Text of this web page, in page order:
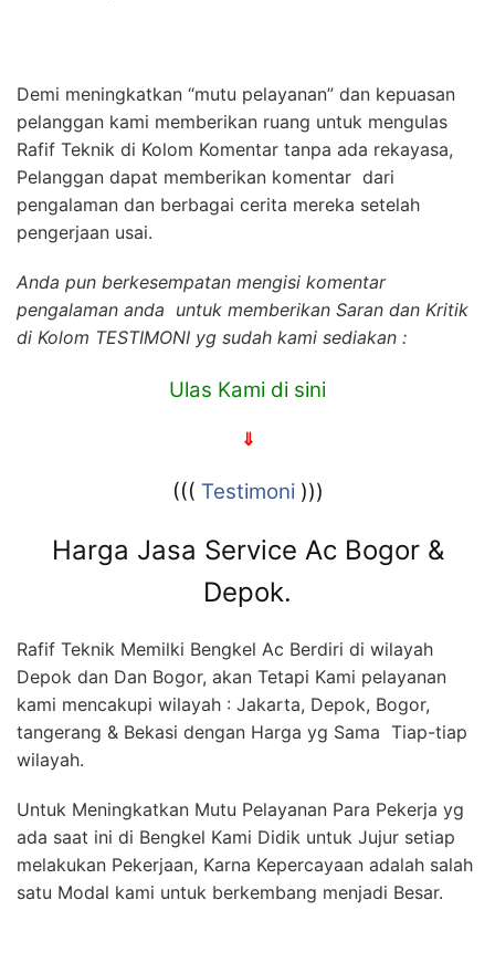
Demi meningkatkan “mutu pelayanan” dan kepuasan
pelanggan kami memberikan ruang untuk mengulas
Rafif Teknik di Kolom Komentar tanpa ada rekayasa,
Pelanggan dapat memberikan komentar dari
pengalaman dan berbagai cerita mereka setelah
pengerjaan usai.
Anda pun berkesempatan mengisi komentar
pengalaman anda untuk memberikan Saran dan Kritik
di Kolom TESTIMONI yg sudah kami sediakan :
Ulas Kami di sini
⇓
((( Testimoni)))
Harga Jasa Service Ac Bogor &
Depok.
Rafif Teknik Memilki Bengkel Ac Berdiri di wilayah
Depok dan Dan Bogor, akan Tetapi Kami pelayanan
kami mencakupi wilayah : Jakarta, Depok, Bogor,
tangerang & Bekasi dengan Harga yg Sama Tiap-tiap
wilayah.
Untuk Meningkatkan Mutu Pelayanan Para Pekerja yg
ada saat ini di Bengkel Kami Didik untuk Jujur setiap
melakukan Pekerjaan, Karna Kepercayaan adalah salah
satu Modal kami untuk berkembang menjadi Besar.